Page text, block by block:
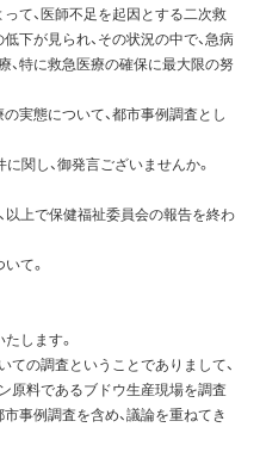
て、医師不足を起因とする二次救
下が見られ、その状況の中で、急病
、特に救急医療の確保に最大限の努
の実態について、都市事例調査とし
関し、御発言ございませんか。
以上で保健福祉委員会の報告を終わ
て。
します。
ての調査ということでありまして、
原料であるブドウ生産現場を調査
市事例調査を含め、議論を重ねてき